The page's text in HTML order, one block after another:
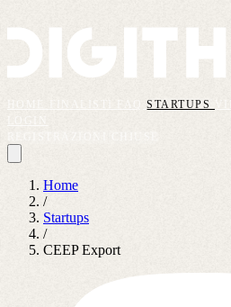
FAQSTARTUPS
Home
/
Startups
/
CEEP Export